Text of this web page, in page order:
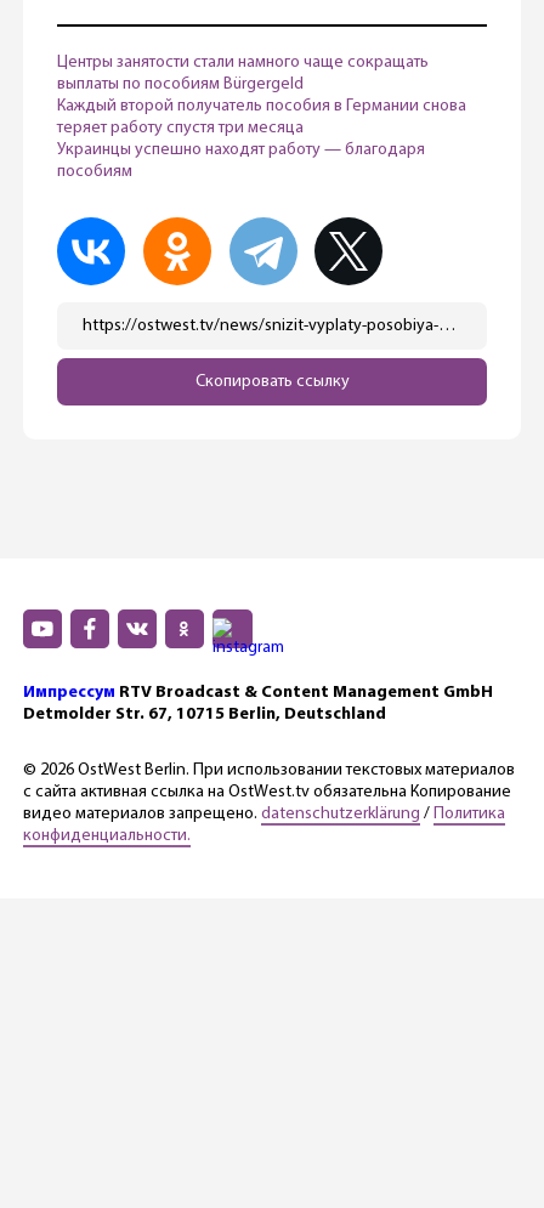
Центры занятости стали намного чаще сокращать
выплаты по пособиям Bürgergeld
Каждый второй получатель пособия в Германии снова
теряет работу спустя три месяца
Украинцы успешно находят работу — благодаря
пособиям
https://ostwest.tv/news/snizit-vyplaty-posobiya-bjurgergeld-predlozhil-glava-mvd-germanii/
Скопировать ссылку
Импрессум RTV Broadcast & Content Management GmbH
Detmolder Str. 67, 10715 Berlin, Deutschland
© 2026 OstWest Berlin. При использовании текстовых материалов
с сайта активная ссылка на OstWest.tv обязательна Копирование
видео материалов запрещено. datenschutzerklärung / Политика
конфиденциальности.